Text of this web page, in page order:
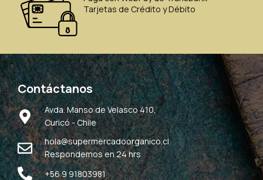
Tarjetas de Crédito y Débito
Contáctanos
Avda. Manso de Velasco 410,
Curicó - Chile
hola@supermercadoorganico.cl
Respondemos en 24 hrs
+56 9 91803981